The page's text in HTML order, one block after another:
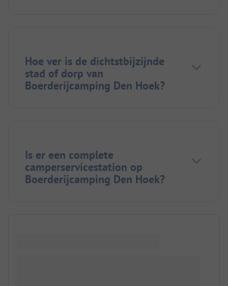
Hoe ver is de dichtstbijzijnde
stad of dorp van
Boerderijcamping Den Hoek?
Is er een complete
camperservicestation op
Boerderijcamping Den Hoek?